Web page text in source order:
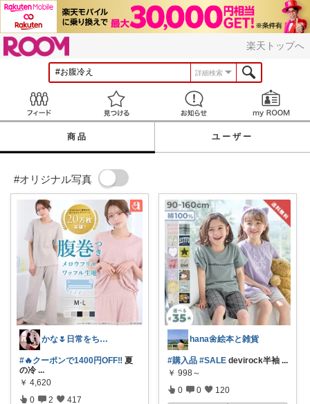
楽天トップへ
詳細検索
見つける お知らせ
商品 ユーザー
#オリジナル写真
かな🌷日常をちょっと豊かにするもの
#🔥クーポンで1400円OFF‼️ 夏
の冷 ...
￥ 4,620
0 2 417
hana🌼絵本と雑貨
#購入品 #SALE devirock半袖 ...
￥ 998～
0 0 120